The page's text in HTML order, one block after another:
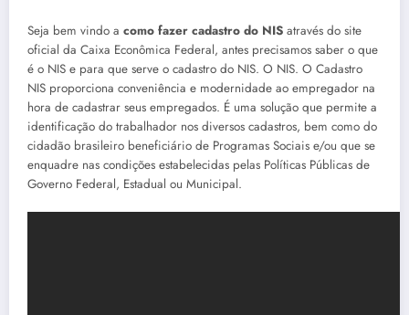
Seja bem vindo a como fazer cadastro do NIS através do site
oficial da Caixa Econômica Federal, antes precisamos saber o que
é o NIS e para que serve o cadastro do NIS. O NIS. O Cadastro
NIS proporciona conveniência e modernidade ao empregador na
hora de cadastrar seus empregados. É uma solução que permite a
identificação do trabalhador nos diversos cadastros, bem como do
cidadão brasileiro beneficiário de Programas Sociais e/ou que se
enquadre nas condições estabelecidas pelas Políticas Públicas de
Governo Federal, Estadual ou Municipal.